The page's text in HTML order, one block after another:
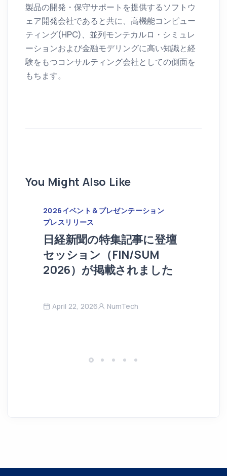
製品の開発・保守サポートを提供するソフトウ
ェア開発会社であると共に、高機能コンピュー
ティング(HPC)、並列モンテカルロ・シミュレ
ーションおよび金融モデリングに高い知識と経
験をもつコンサルティング会社としての側面を
もちます。
You Might Also Like
2026イベント＆プレゼンテーション
プレスリリース
日経新聞の特集記事に登壇
セッション（FIN/SUM
2026）が掲載されました
April 22, 2026 NumTech